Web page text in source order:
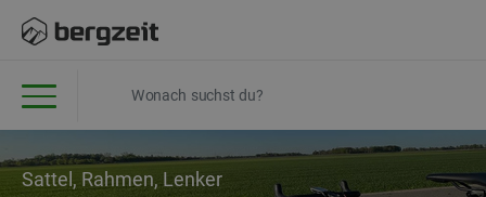
Sattel, Rahmen, Lenker